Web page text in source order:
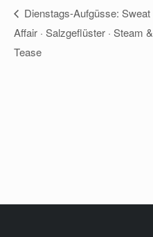
Dienstags-Aufgüsse: Sweat
Affair · Salzgeflüster · Steam &
Tease